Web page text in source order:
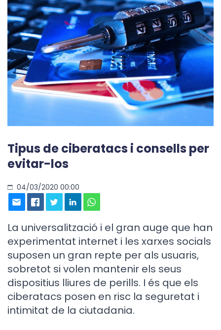
Tipus de ciberatacs i consells per
evitar-los
04/03/2020 00:00
La universalització i el gran auge que han
experimentat internet i les xarxes socials
suposen un gran repte per als usuaris,
sobretot si volen mantenir els seus
dispositius lliures de perills. I és que els
ciberatacs posen en risc la seguretat i
intimitat de la ciutadania.